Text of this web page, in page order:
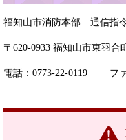
福知山市消防本部 通信指
〒620-0933 福知山市東羽合
電話：0773-22-0119 ファ